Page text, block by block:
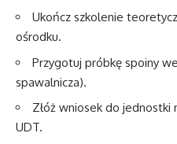
Ukończ szkolenie
ośrodku.
Przygotuj próbkę spoiny
spawalnicza).
Złóż wniosek do jednostki
UDT.